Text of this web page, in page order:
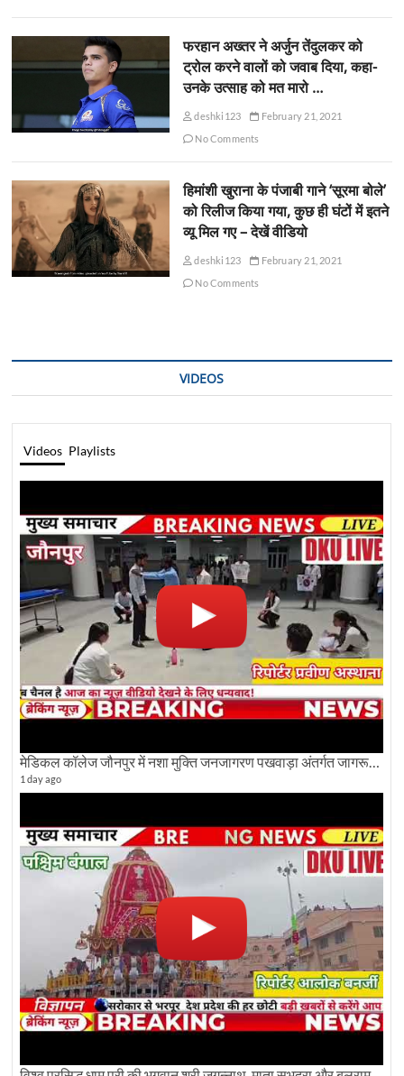
फरहान अख्तर ने अर्जुन तेंदुलकर को
ट्रोल करने वालों को जवाब दिया, कहा-
उनके उत्साह को मत मारो …
deshki123
February 21, 2021
No Comments
हिमांशी खुराना के पंजाबी गाने ‘सूरमा बोले’
को रिलीज किया गया, कुछ ही घंटों में इतने
व्यू मिल गए – देखें वीडियो
deshki123
February 21, 2021
No Comments
VIDEOS
Videos Playlists
मेडिकल कॉलेज जौनपुर में नशा मुक्ति जनजागरण पखवाड़ा अंतर्गत जागरूकता कार्यक्रम आयोजित
1 day ago